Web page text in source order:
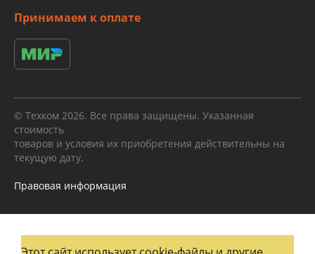
Принимаем к оплате
© Техком 2026. Все права защищены. Указанная
стоимость
товаров и условия их приобретения действительны на
текущую дату.
Правовая информация